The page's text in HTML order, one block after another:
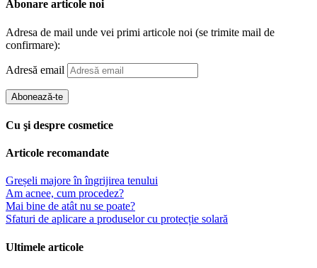
Abonare articole noi
Adresa de mail unde vei primi articole noi (se trimite mail de
confirmare):
Adresă email
Abonează-te
Cu şi despre cosmetice
Articole recomandate
Greșeli majore în îngrijirea tenului
Am acnee, cum procedez?
Mai bine de atât nu se poate?
Sfaturi de aplicare a produselor cu protecție solară
Ultimele articole